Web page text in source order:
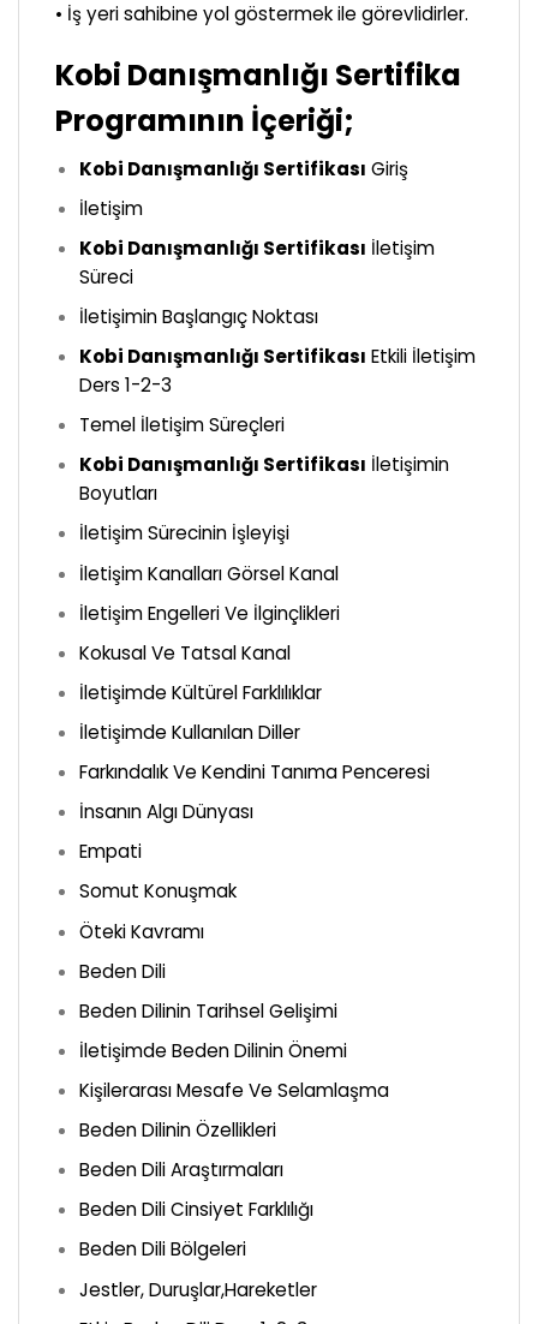
• İş yeri sahibine yol göstermek ile görevlidirler.
Kobi Danışmanlığı Sertifika
Programının İçeriği;
Kobi Danışmanlığı Sertifikası Giriş
İletişim
Kobi Danışmanlığı Sertifikası İletişim
Süreci
İletişimin Başlangıç Noktası
Kobi Danışmanlığı Sertifikası Etkili İletişim
Ders 1-2-3
Temel İletişim Süreçleri
Kobi Danışmanlığı Sertifikası İletişimin
Boyutları
İletişim Sürecinin İşleyişi
İletişim Kanalları Görsel Kanal
İletişim Engelleri Ve İlginçlikleri
Kokusal Ve Tatsal Kanal
İletişimde Kültürel Farklılıklar
İletişimde Kullanılan Diller
Farkındalık Ve Kendini Tanıma Penceresi
İnsanın Algı Dünyası
Empati
Somut Konuşmak
Öteki Kavramı
Beden Dili
Beden Dilinin Tarihsel Gelişimi
İletişimde Beden Dilinin Önemi
Kişilerarası Mesafe Ve Selamlaşma
Beden Dilinin Özellikleri
Beden Dili Araştırmaları
Beden Dili Cinsiyet Farklılığı
Beden Dili Bölgeleri
Jestler, Duruşlar,Hareketler